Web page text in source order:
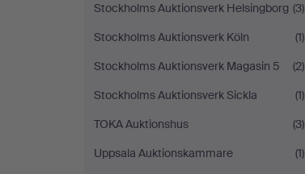
Stockholms Auktionsverk Helsingborg (3)
Stockholms Auktionsverk Köln
(1)
Stockholms Auktionsverk Magasin 5
(2)
Stockholms Auktionsverk Sickla
(1)
TOKA Auktionshus
(3)
Uppsala Auktionskammare
(1)